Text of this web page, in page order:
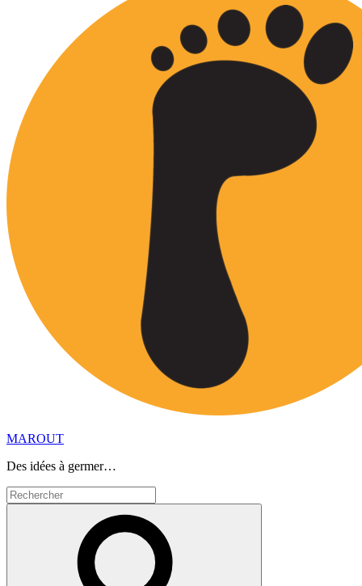
MAROUT
Des idées à germer…
Search
for: